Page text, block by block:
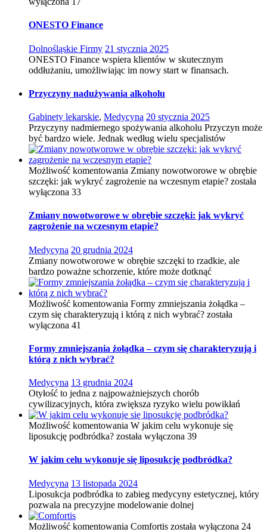
ONESTO Finance
Dolnośląskie Firmy 21 stycznia 2025
ONESTO Finance wspiera klientów w skutecznym
oddłużaniu, umożliwiając im nowy start w finansach.
Przyczyny nadużywania alkoholu
Gabinety lekarskie, Medycyna 20 stycznia 2025
Przyczyny nadmiernego spożywania alkoholu Przyczyn może
być bardzo wiele. Jednak według wielu specjalistów
Możliwość komentowania Zmiany nowotworowe w obrębie
szczęki: jak wykryć zagrożenie na wczesnym etapie? została
wyłączona 33
Zmiany nowotworowe w obrębie szczęki: jak wykryć
zagrożenie na wczesnym etapie?
Medycyna 20 grudnia 2024
Zmiany nowotworowe w obrębie szczęki to rzadkie, ale
bardzo poważne schorzenie, które może dotknąć
Możliwość komentowania Formy zmniejszania żołądka –
czym się charakteryzują i którą z nich wybrać? została
wyłączona 41
Formy zmniejszania żołądka – czym się charakteryzują i
którą z nich wybrać?
Medycyna 13 grudnia 2024
Otyłość to jedna z najpoważniejszych chorób
cywilizacyjnych, która zwiększa ryzyko wielu powikłań
Możliwość komentowania W jakim celu wykonuje się
liposukcję podbródka? została wyłączona 39
W jakim celu wykonuje się liposukcję podbródka?
Medycyna 13 listopada 2024
Liposukcja podbródka to zabieg medycyny estetycznej, który
pozwala na precyzyjne modelowanie dolnej
Możliwość komentowania Comfortis została wyłączona 24